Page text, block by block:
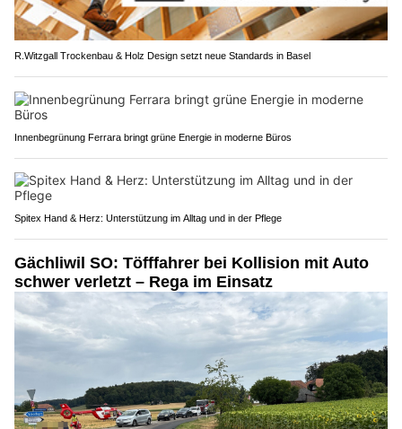
R.Witzgall Trockenbau & Holz Design setzt neue Standards in Basel
Innenbegrünung Ferrara bringt grüne Energie in moderne Büros
Spitex Hand & Herz: Unterstützung im Alltag und in der Pflege
Gächliwil SO: Töfffahrer bei Kollision mit Auto
schwer verletzt – Rega im Einsatz